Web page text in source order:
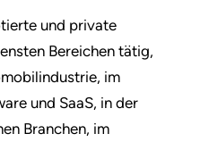
und private
Bereichen tätig,
im
und SaaS, in der
Branchen, im